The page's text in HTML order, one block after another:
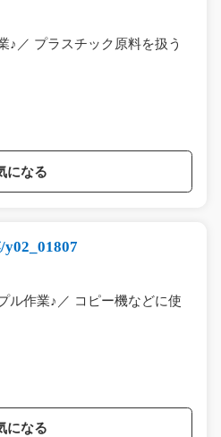
♪／ プラスチック原料を扱う
になる
ル作業♪／ コピー機などに使
になる